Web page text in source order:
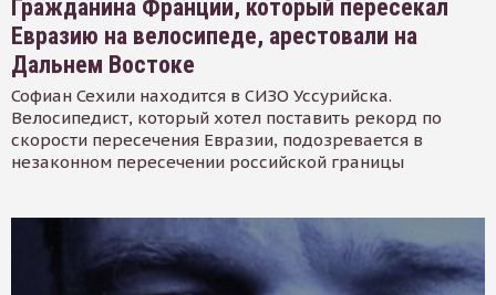
Гражданина Франции, который пересекал
Евразию на велосипеде, арестовали на
Дальнем Востоке
Софиан Сехили находится в СИЗО Уссурийска.
Велосипедист, который хотел поставить рекорд по
скорости пересечения Евразии, подозревается в
незаконном пересечении российской границы